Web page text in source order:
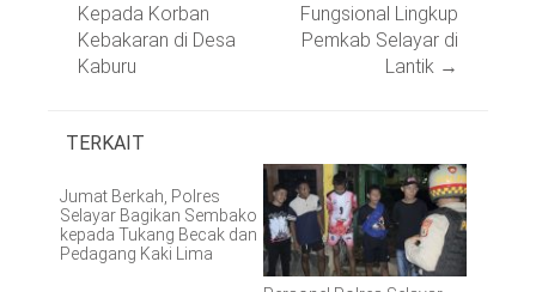
Kepada Korban
Kebakaran di Desa
Kaburu
Fungsional Lingkup
Pemkab Selayar di
Lantik →
TERKAIT
Jumat Berkah, Polres
Selayar Bagikan Sembako
kepada Tukang Becak dan
Pedagang Kaki Lima